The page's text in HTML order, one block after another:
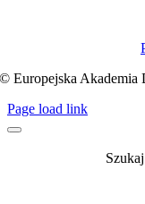
© Europejska
Page load link
Szukaj